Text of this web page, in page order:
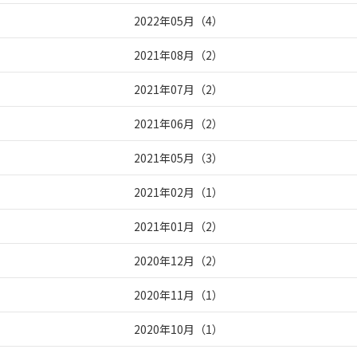
2022年05月 （4）
2021年08月 （2）
2021年07月 （2）
2021年06月 （2）
2021年05月 （3）
2021年02月 （1）
2021年01月 （2）
2020年12月 （2）
2020年11月 （1）
2020年10月 （1）